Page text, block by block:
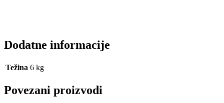
Dodatne informacije
Težina 6 kg
Povezani proizvodi